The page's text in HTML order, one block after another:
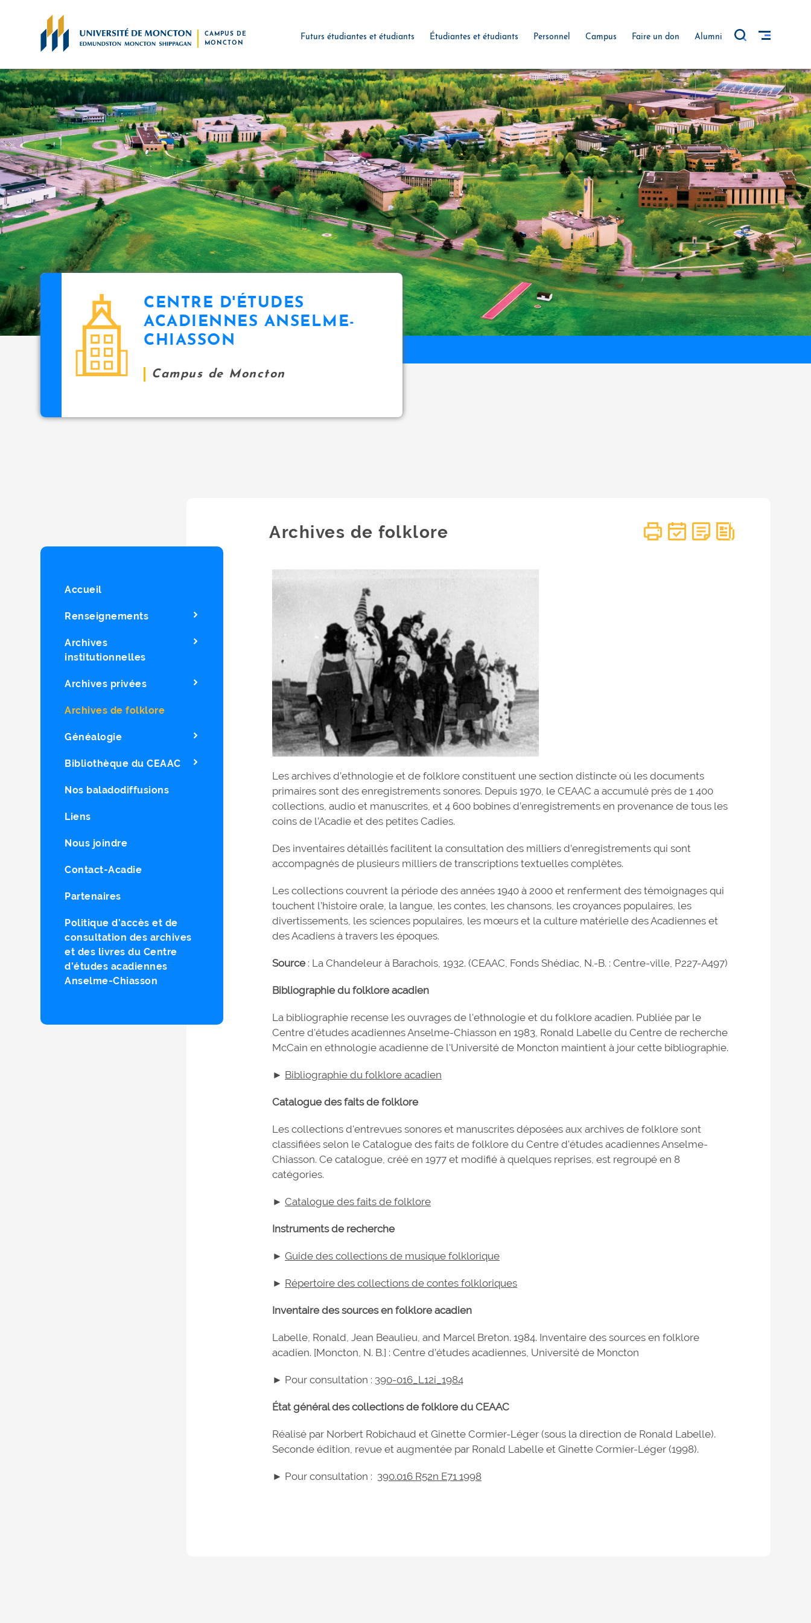
CAMPUS DE
MONCTON
Futurs étudiantes et étudiants Étudiantes et étudiants Personnel Campus Faire un don Alumni
CENTRE D'ÉTUDES
ACADIENNES ANSELME-
CHIASSON
Campus de Moncton
Accueil
Renseignements
Archives
institutionnelles
Archives privées
Archives de folklore
Généalogie
Bibliothèque du CEAAC
Nos baladodiffusions
Liens
Nous joindre
Contact-Acadie
Partenaires
Politique d’accès et de
consultation des archives
et des livres du Centre
d’études acadiennes
Anselme-Chiasson
Archives de folklore
Les archives d’ethnologie et de folklore constituent une section distincte où les documents
primaires sont des enregistrements sonores. Depuis 1970, le CEAAC a accumulé près de 1 400
collections, audio et manuscrites, et 4 600 bobines d’enregistrements en provenance de tous les
coins de l’Acadie et des petites Cadies.
Des inventaires détaillés facilitent la consultation des milliers d’enregistrements qui sont
accompagnés de plusieurs milliers de transcriptions textuelles complètes.
Les collections couvrent la période des années 1940 à 2000 et renferment des témoignages qui
touchent l’histoire orale, la langue, les contes, les chansons, les croyances populaires, les
divertissements, les sciences populaires, les mœurs et la culture matérielle des Acadiennes et
des Acadiens à travers les époques.
Source: La Chandeleur à Barachois, 1932. (CEAAC, Fonds Shédiac, N.-B. : Centre-ville, P227-A497)
Bibliographie du folklore acadien
La bibliographie recense les ouvrages de l'ethnologie et du folklore acadien. Publiée par le
Centre d'études acadiennes Anselme-Chiasson en 1983, Ronald Labelle du Centre de recherche
McCain en ethnologie acadienne de l'Université de Moncton maintient à jour cette bibliographie.
► Bibliographie du folklore acadien
Catalogue des faits de folklore
Les collections d'entrevues sonores et manuscrites déposées aux archives de folklore sont
classifiées selon le Catalogue des faits de folklore du Centre d'études acadiennes Anselme-
Chiasson. Ce catalogue, créé en 1977 et modifié à quelques reprises, est regroupé en 8
catégories.
►Catalogue des faits de folklore
Instruments de recherche
►Guide des collections de musique folklorique
► Répertoire des collections de contes folkloriques
Inventaire des sources en folklore acadien
Labelle, Ronald, Jean Beaulieu, and Marcel Breton. 1984. Inventaire des sources en folklore
acadien. [Moncton, N. B.] : Centre d’études acadiennes, Université de Moncton
► Pour consultation : 390-016_L12i_1984
État général des collections de folklore du CEAAC
Réalisé par Norbert Robichaud et Ginette Cormier-Léger (sous la direction de Ronald Labelle).
Seconde édition, revue et augmentée par Ronald Labelle et Ginette Cormier-Léger (1998).
► Pour consultation : 390.016 R52n E71 1998